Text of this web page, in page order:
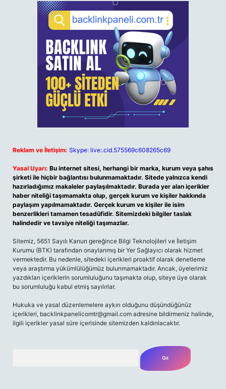
Reklam ve İletişim: Skype: live:.cid.575569c608265c69
Yasal Uyarı: Bu internet sitesi, herhangi bir marka, kurum veya şahıs
şirketi ile hiçbir bağlantısı bulunmamaktadır. Sitede yalnızca kendi
hazırladığımız makaleler paylaşılmaktadır. Burada yer alan içerikler
haber niteliği taşımamakta olup, gerçek kurum ve kişiler hakkında
paylaşım yapılmamaktadır. Gerçek kurum ve kişiler ile isim
benzerlikleri tamamen tesadüfidir. Sitemizdeki bilgiler taslak
halindedir ve tavsiye niteliği taşımazlar.
Sitemiz, 5651 Sayılı Kanun gereğince Bilgi Teknolojileri ve İletişim
Kurumu (BTK) tarafından onaylanmış bir Yer Sağlayıcı olarak hizmet
vermektedir. Bu nedenle, sitedeki içerikleri proaktif olarak denetleme
veya araştırma yükümlülüğümüz bulunmamaktadır. Ancak, üyelerimiz
yazdıkları içeriklerin sorumluluğunu taşımakta olup, siteye üye olarak
bu sorumluluğu kabul etmiş sayılırlar.
Hukuka ve yasal düzenlemelere aykırı olduğunu düşündüğünüz
içerikleri, backlinkpanelicomtr@gmail.com adresine bildirmeniz halinde,
ilgili içerikler yasal süre içerisinde sitemizden kaldırılacaktır.